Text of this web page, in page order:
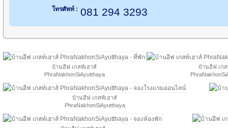
โทรศัพท์ : 081 294 3293
บ้านอีฟ เกสท์เฮาส์
PhraNakhonSiAyutthaya
บ้านอีฟ เกส
บ้านอีฟ เกสท์เฮาส์
PhraNakhonSiAyutthaya